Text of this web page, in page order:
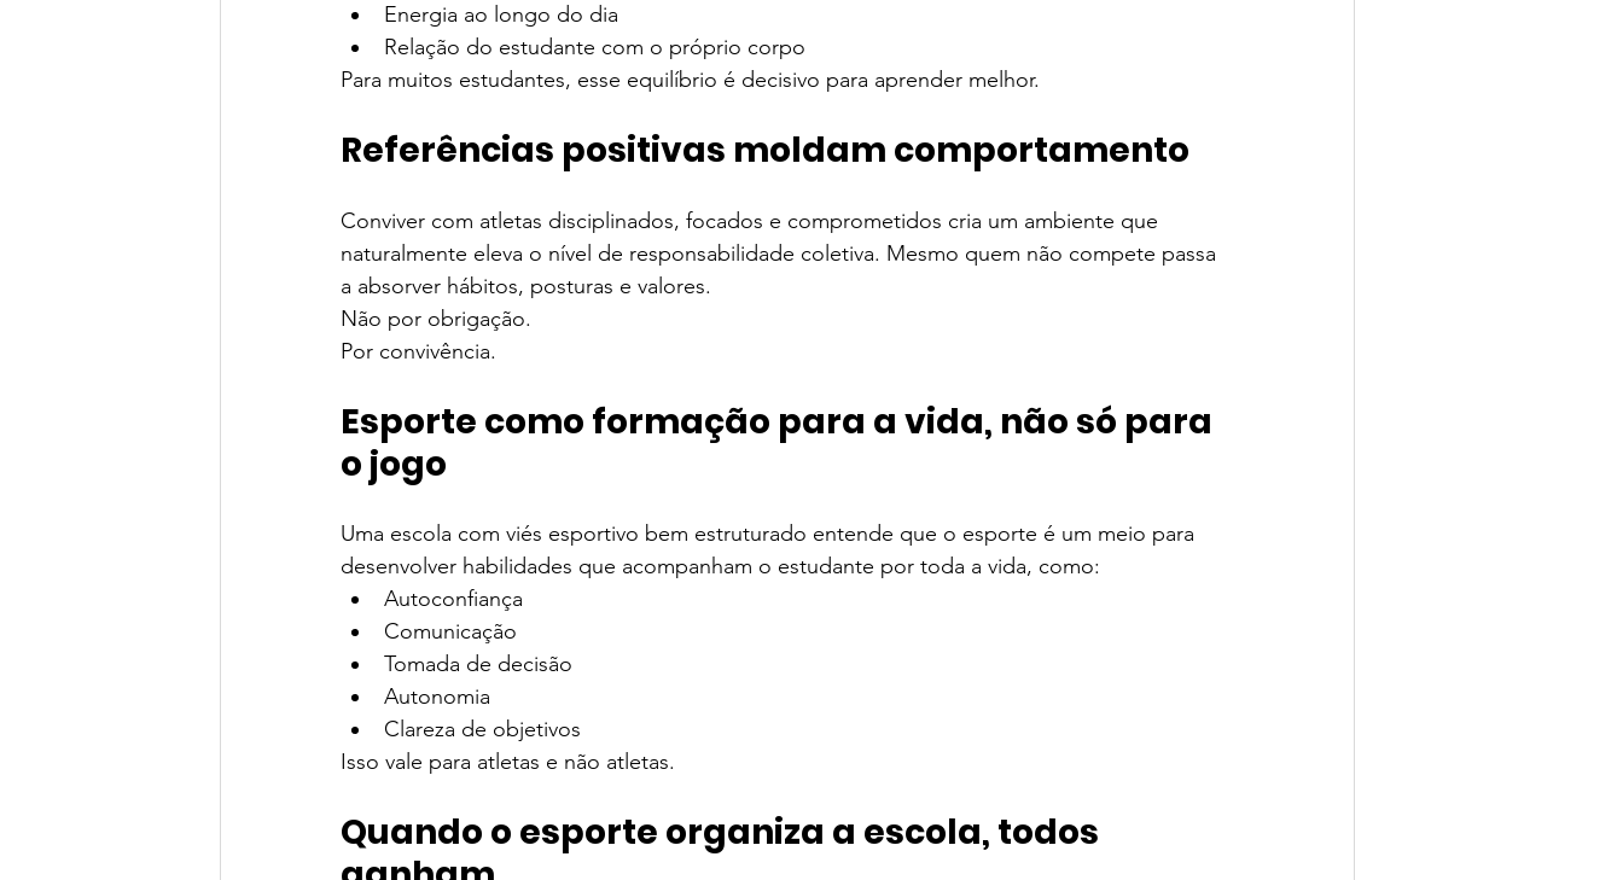
Energia ao longo do dia
Relação do estudante com o próprio corpo
Para muitos estudantes, esse equilíbrio é decisivo para aprender melhor.
Referências positivas moldam comportamento
Conviver com atletas disciplinados, focados e comprometidos cria um ambiente que
naturalmente eleva o nível de responsabilidade coletiva. Mesmo quem não compete passa
a absorver hábitos, posturas e valores.
Não por obrigação.
Por convivência.
Esporte como formação para a vida, não só para
o jogo
Uma escola com viés esportivo bem estruturado entende que o esporte é um meio para
desenvolver habilidades que acompanham o estudante por toda a vida, como:
Autoconfiança
Comunicação
Tomada de decisão
Autonomia
Clareza de objetivos
Isso vale para atletas e não atletas.
Quando o esporte organiza a escola, todos